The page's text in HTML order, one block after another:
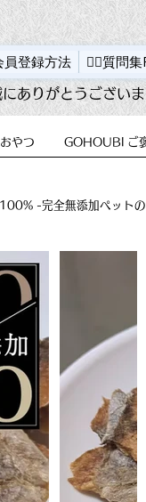
員登録方法 🙋‍♂️質問
ありがとうござい
やつ GOHOUBI ご
-完全無添加ペット